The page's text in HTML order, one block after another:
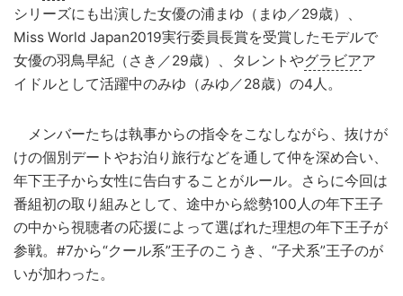
シリーズにも出演した女優の浦まゆ（まゆ／29歳）、
Miss World Japan2019実行委員長賞を受賞したモデルで
女優の羽鳥早紀（さき／29歳）、タレントやグラビアア
イドルとして活躍中のみゆ（みゆ／28歳）の4人。
メンバーたちは執事からの指令をこなしながら、抜けが
けの個別デートやお泊り旅行などを通して仲を深め合い、
年下王子から女性に告白することがルール。さらに今回は
番組初の取り組みとして、途中から総勢100人の年下王子
の中から視聴者の応援によって選ばれた理想の年下王子が
参戦。#7から“クール系”王子のこうき、“子犬系”王子のが
いが加わった。